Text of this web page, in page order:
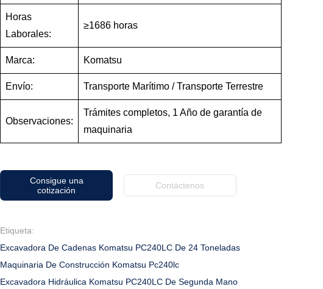
Horas
Laborales:
≥1686 horas
Marca: Komatsu
Envío: Transporte Marítimo / Transporte Terrestre
Observaciones:
Trámites completos, 1 Año de garantía de
maquinaria
Consigue una
cotización
Contáctenos
Etiqueta:
Excavadora De Cadenas Komatsu PC240LC De 24 Toneladas
Maquinaria De Construcción Komatsu Pc240lc
Excavadora Hidráulica Komatsu PC240LC De Segunda Mano